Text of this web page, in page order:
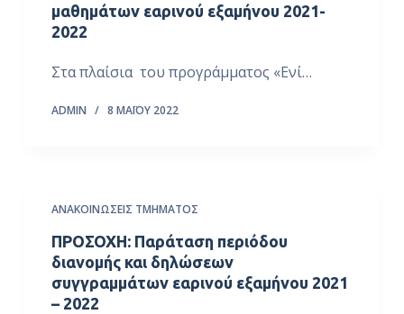
μαθημάτων εαρινού εξαμήνου 2021-
2022
Στα πλαίσια του προγράμματος «Ενί…
ADMIN 8 ΜΑΪ́ΟΥ 2022
ΑΝΑΚΟΙΝΏΣΕΙΣ ΤΜΉΜΑΤΟΣ
ΠΡΟΣΟΧΗ: Παράταση περιόδου
διανομής και δηλώσεων
συγγραμμάτων εαρινού εξαμήνου 2021
– 2022